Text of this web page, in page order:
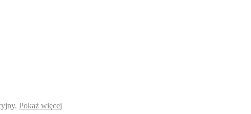
Pokaż więcej